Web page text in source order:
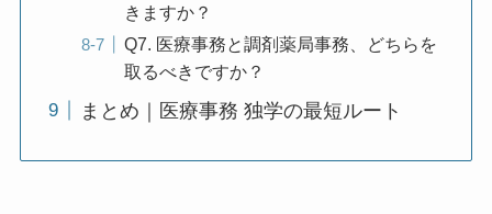
きますか？
Q7. 医療事務と調剤薬局事務、どちらを
取るべきですか？
まとめ｜医療事務 独学の最短ルート